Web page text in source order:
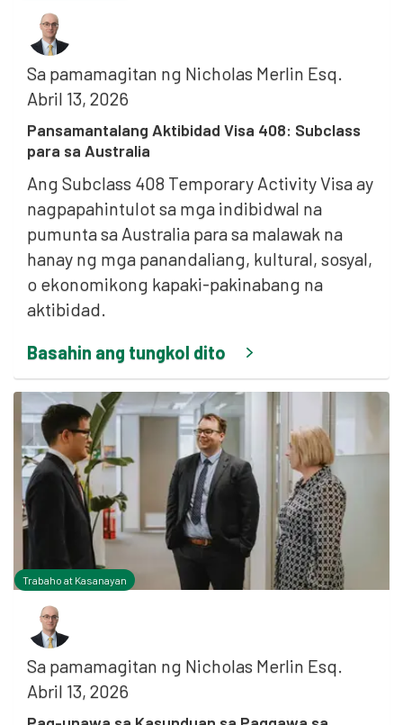
Sa pamamagitan ng Nicholas Merlin Esq.
Abril 13, 2026
Pansamantalang Aktibidad Visa 408: Subclass
para sa Australia
Ang Subclass 408 Temporary Activity Visa ay
nagpapahintulot sa mga indibidwal na
pumunta sa Australia para sa malawak na
hanay ng mga panandaliang, kultural, sosyal,
o ekonomikong kapaki-pakinabang na
aktibidad.
Basahin ang tungkol dito
Trabaho at Kasanayan
Sa pamamagitan ng Nicholas Merlin Esq.
Abril 13, 2026